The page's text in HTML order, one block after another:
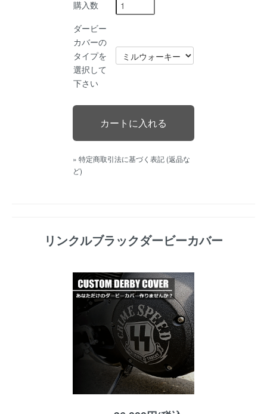
購入数
ダービー
カバーの
タイプを
選択して
下さい
» 特定商取引法に基づく表記 (返品な
ど)
リンクルブラックダービーカバー